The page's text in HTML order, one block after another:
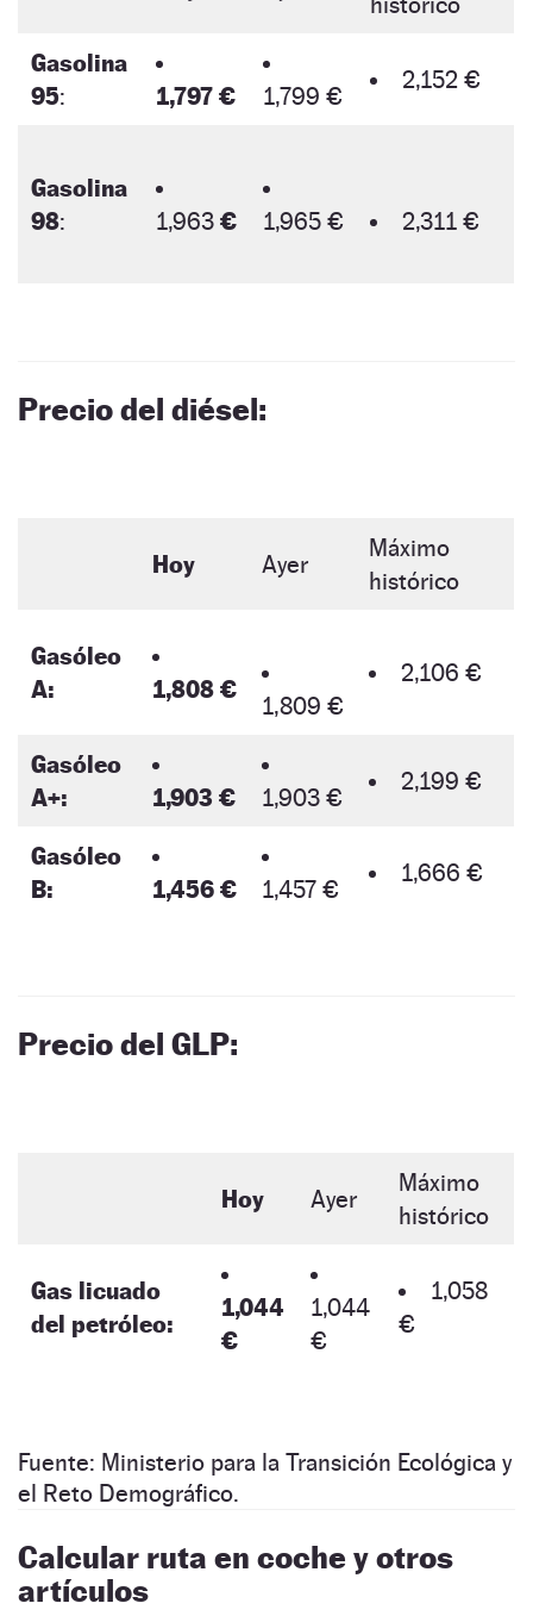
Gasolina
95: 1,797 € 1,799 €
2,152 €
Gasolina
98: 1,963 € 1,965 € 2,311 €
Precio del diésel:
Hoy Ayer
Máximo
histórico
Gasóleo
A:
1,808 €
1,809 €
2,106 €
Gasóleo
A+:
1,903 € 1,903 €
2,199 €
Gasóleo
B:
1,456 € 1,457 €
1,666 €
Precio del GLP:
Hoy Ayer
Máximo
histórico
Gas licuado
del petróleo:
1,044
€
1,044
€
1,058
€
Fuente: Ministerio para la Transición Ecológica y
el Reto Demográfico.
Calcular ruta en coche y otros
artículos